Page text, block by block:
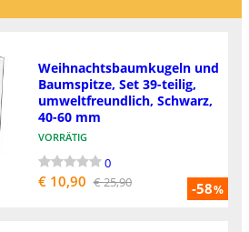
-58%
Weihnachtsbaumkugeln und
Baumspitze, Set 39-teilig,
umweltfreundlich, Schwarz,
40-60 mm
VORRÄTIG
0
€ 10,90 € 25,90